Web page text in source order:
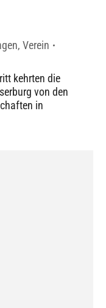
, Verein
kehrten die
von den
in